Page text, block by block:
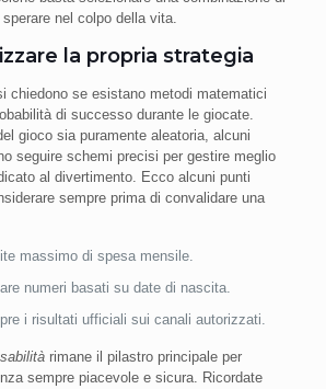
nel colpo della vita.
la propria strategia
chiedono se esistano metodi matematici
di successo durante le giocate.
gioco sia puramente aleatoria, alcuni
seguire schemi precisi per gestire meglio
al divertimento. Ecco alcuni punti
sempre prima di convalidare una
massimo di spesa mensile.
numeri basati su date di nascita.
i risultati ufficiali sui canali autorizzati.
rimane il pilastro principale per
sempre piacevole e sicura. Ricordate